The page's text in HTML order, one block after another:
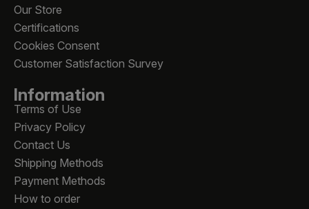
Our Store
Certifications
Cookies Consent
Customer Satisfaction Survey
Information
Terms of Use
Privacy Policy
Contact Us
Shipping Methods
Payment Methods
How to order